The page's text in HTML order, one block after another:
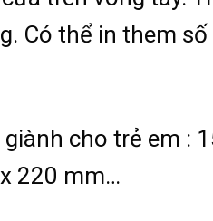
Có thể in them
cho trẻ em :
220 mm…